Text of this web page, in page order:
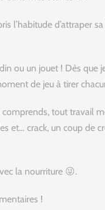
l’habitude d’attraper
ou un jouet ! Dès que
de jeu à tirer
tout travail
et… crack, un coup de
la nourriture 😜.
!